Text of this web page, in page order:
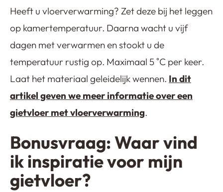
Heeft u vloerverwarming? Zet deze bij het leggen
op kamertemperatuur. Daarna wacht u vijf
dagen met verwarmen en stookt u de
temperatuur rustig op. Maximaal 5 ˚C per keer.
Laat het materiaal geleidelijk wennen. In dit
artikel geven we meer informatie over een
gietvloer met vloerverwarming.
Bonusvraag: Waar vind
ik inspiratie voor mijn
gietvloer?